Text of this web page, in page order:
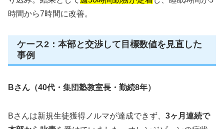
時間から7時間に改善。
ケース2：本部と交渉して目標数値を見直した
事例
Bさん（40代・集団塾教室長・勤続8年）
Bさんは新規生徒獲得ノルマが達成できず、 3ヶ月連続で